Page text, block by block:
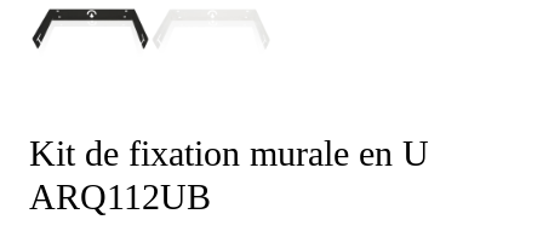
Kit de fixation murale en U
ARQ112UB